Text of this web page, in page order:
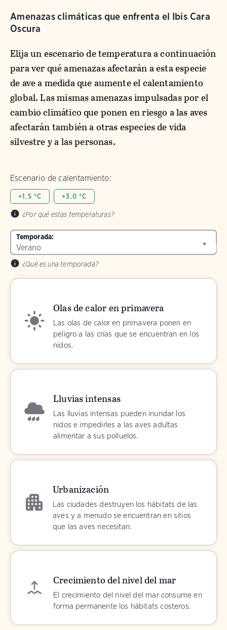
Amenazas climáticas que enfrenta el Ibis Cara
Oscura
Elija un escenario de temperatura a continuación
para ver qué amenazas afectarán a esta especie
de ave a medida que aumente el calentamiento
global. Las mismas amenazas impulsadas por el
cambio climático que ponen en riesgo a las aves
afectarán también a otras especies de vida
silvestre y a las personas.
Escenario de calentamiento:
+1.5 °C +3.0 °C
¿Por qué estas temperaturas?
Temporada:
¿Qué es una temporada?
Olas de calor en primavera
Las olas de calor en primavera ponen en
peligro a las crías que se encuentran en los
nidos.
Lluvias intensas
Las lluvias intensas pueden inundar los
nidos e impedirles a las aves adultas
alimentar a sus polluelos.
Urbanización
Las ciudades destruyen los hábitats de las
aves y a menudo se encuentran en sitios
que las aves necesitan.
Crecimiento del nivel del mar
El crecimiento del nivel del mar consume en
forma permanente los hábitats costeros.